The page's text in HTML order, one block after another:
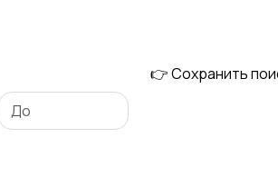
👉 Сохранить